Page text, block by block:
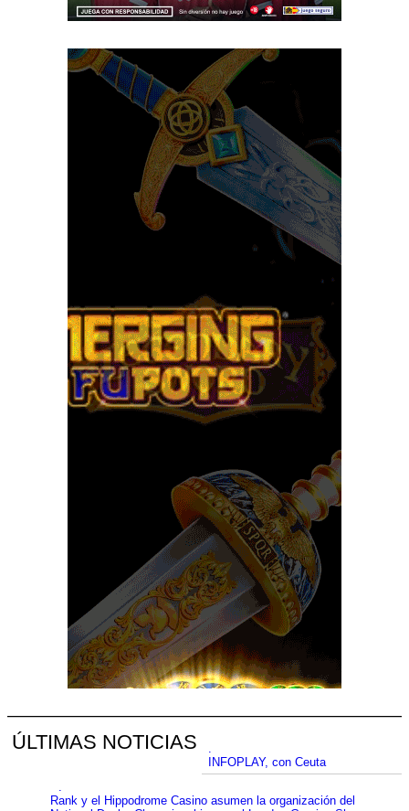
ÚLTIMAS NOTICIAS
.
INFOPLAY, con Ceuta
.
Rank y el Hippodrome Casino asumen la organización del